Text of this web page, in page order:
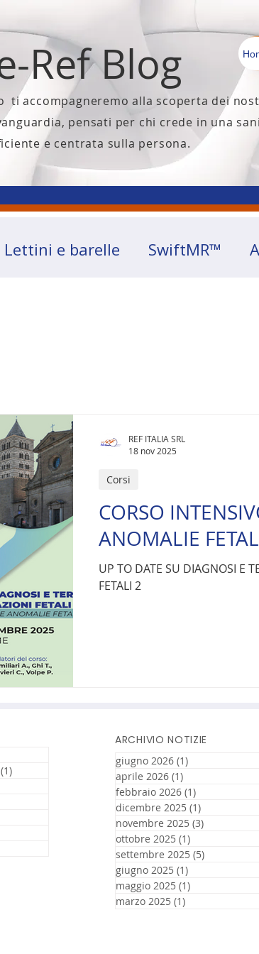
Ref Blog
ti accompagneremo alla scoperta dei
pensati per chi crede in una
e centrata sulla persona.
Lettini e barelle SwiftMR™
CORSO
ANOMALIE
UP TO DATE SU DIAGNOSI E
FETALI 2
Corsi
REF ITALIA SRL
18 nov 2025
(1)
ARCHIVIO NOTIZIE
giugno 2026 (1)
aprile 2026 (1)
febbraio 2026 (1)
dicembre 2025 (1)
novembre 2025 (3)
ottobre 2025 (1)
settembre 2025 (5)
giugno 2025 (1)
maggio 2025 (1)
marzo 2025 (1)